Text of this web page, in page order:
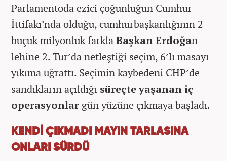
Parlamentoda ezici çoğunluğun Cumhur
İttifakı’nda olduğu, cumhurbaşkanlığının 2
buçuk milyonluk farklaBaşkan Erdoğan
lehine 2. Tur’da netleştiği seçim, 6’lı masayı
yıkıma uğrattı. Seçimin kaybedeni CHP’de
sandıkların açıldığı süreçte yaşanan iç
operasyonlar gün yüzüne çıkmaya başladı.
KENDİ ÇIKMADI MAYIN TARLASINA
ONLARI SÜRDÜ